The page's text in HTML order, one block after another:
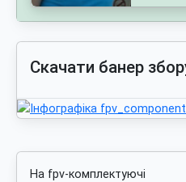
Скачати банер
На fpv-комплектуючі